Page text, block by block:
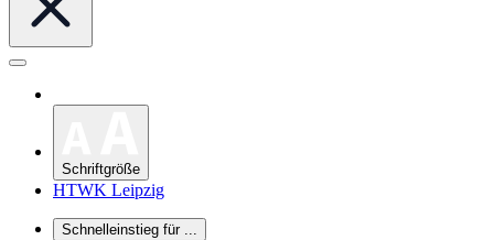
Schriftgröße
HTWK Leipzig
Schnelleinstieg für ...